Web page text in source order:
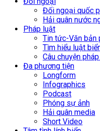
Đối ngoại quốc
Hải quân nước
Pháp luật
Tin tức-Văn bản
Tìm hiểu luật
Câu chuyện
Đa phương tiện
Longform
Infographics
Podcast
Phóng sự ảnh
Hải quân media
Short Video